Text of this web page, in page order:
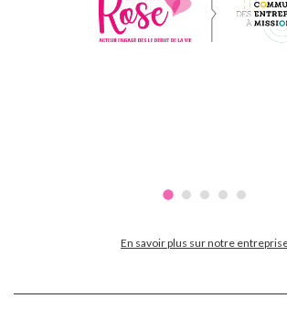
En savoir plus sur notre